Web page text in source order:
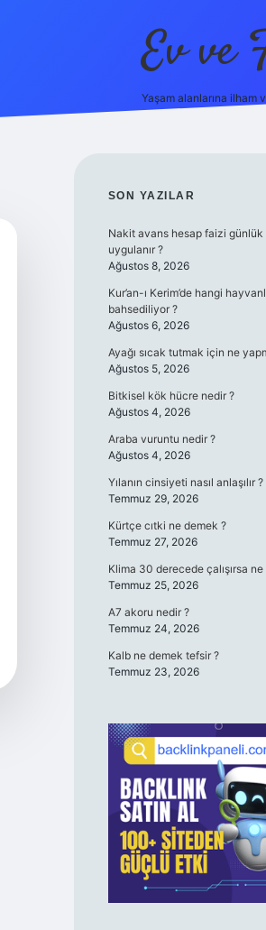
Ev ve
Yaşam alanlarına ilham
SIDEBAR
SON YAZILAR
Nakit avans hesap faizi günlük
uygulanır ?
Ağustos 8, 2026
Kur’an-ı Kerim’de hangi
bahsediliyor ?
Ağustos 6, 2026
Ayağı sıcak tutmak için ne
Ağustos 5, 2026
Bitkisel kök hücre nedir ?
Ağustos 4, 2026
Araba vuruntu nedir ?
Ağustos 4, 2026
Yılanın cinsiyeti nasıl anlaşılır ?
Temmuz 29, 2026
Kürtçe cıtki ne demek ?
Temmuz 27, 2026
Klima 30 derecede çalışırsa ne
Temmuz 25, 2026
A7 akoru nedir ?
Temmuz 24, 2026
Kalb ne demek tefsir ?
Temmuz 23, 2026